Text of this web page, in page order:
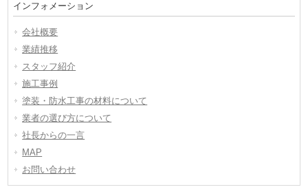
インフォメーション
会社概要
業績推移
スタッフ紹介
施工事例
塗装・防水工事の材料について
業者の選び方について
社長からの一言
MAP
お問い合わせ